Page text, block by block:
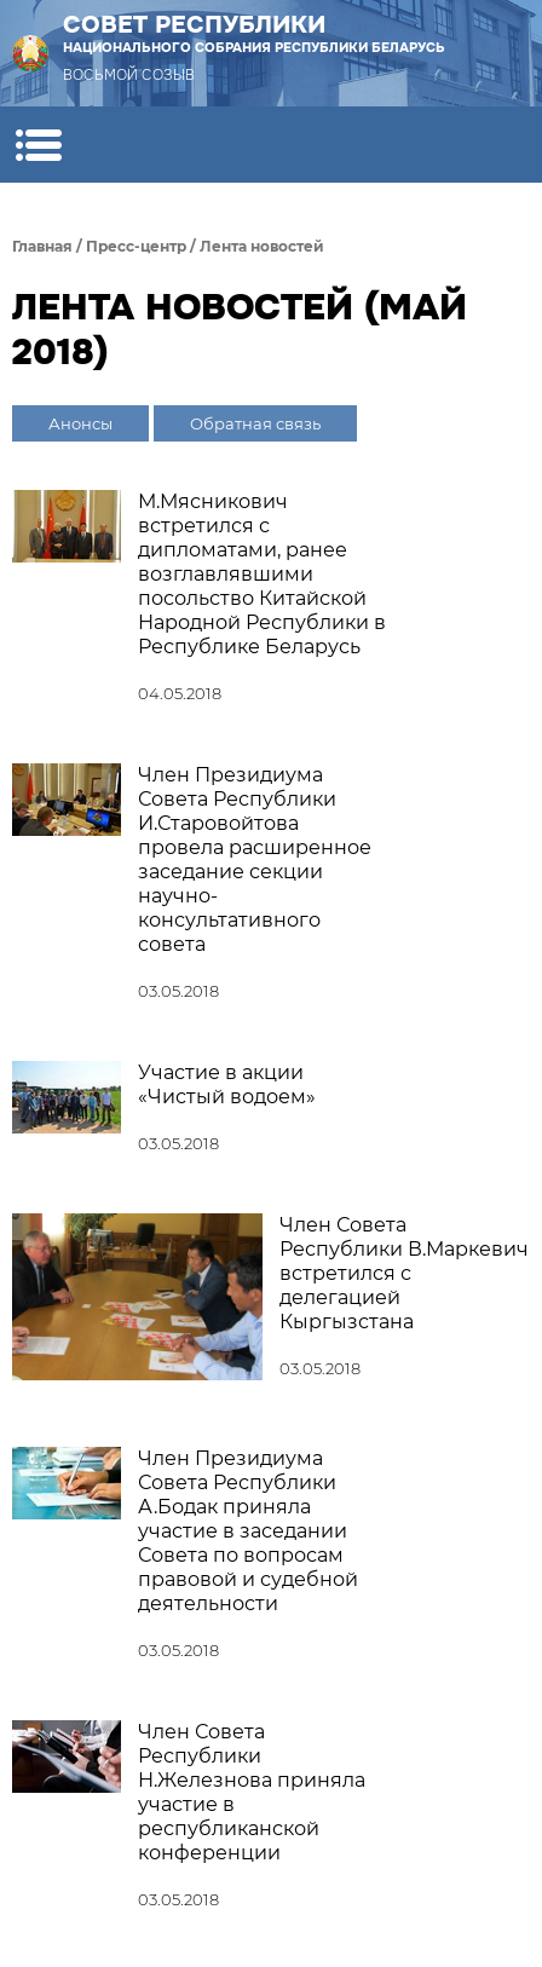
СОВЕТ РЕСПУБЛИКИ
НАЦИОНАЛЬНОГО СОБРАНИЯ РЕСПУБЛИКИ БЕЛАРУСЬ
ВОСЬМОЙ СОЗЫВ
Главная / Пресс-центр / Лента новостей
ЛЕНТА НОВОСТЕЙ (МАЙ
2018)
Анонсы Обратная связь
М.Мясникович
встретился с
дипломатами, ранее
возглавлявшими
посольство Китайской
Народной Республики в
Республике Беларусь
04.05.2018
Член Президиума
Совета Республики
И.Старовойтова
провела расширенное
заседание секции
научно-
консультативного
совета
03.05.2018
Участие в акции
«Чистый водоем»
03.05.2018
Член Совета
Республики В.Маркевич
встретился с
делегацией
Кыргызстана
03.05.2018
Член Президиума
Совета Республики
А.Бодак приняла
участие в заседании
Совета по вопросам
правовой и судебной
деятельности
03.05.2018
Член Совета
Республики
Н.Железнова приняла
участие в
республиканской
конференции
03.05.2018